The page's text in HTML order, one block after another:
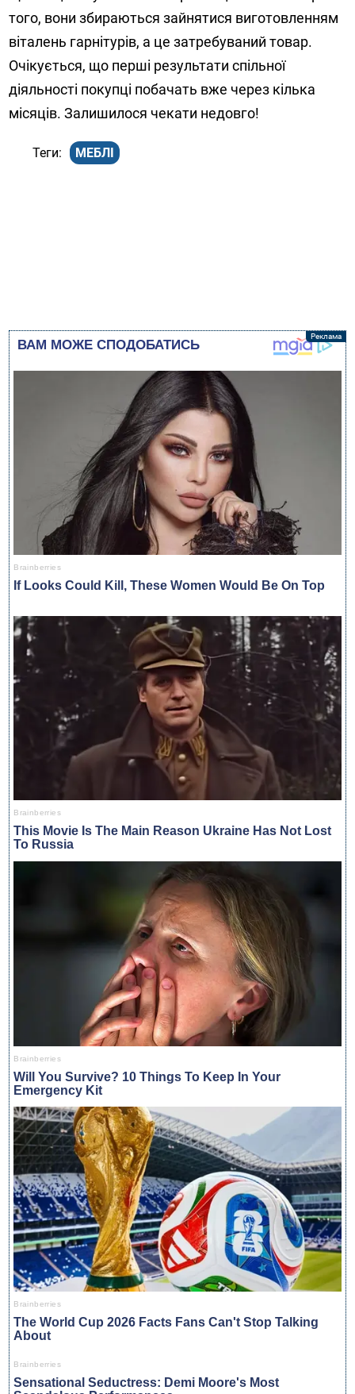
того, вони збираються зайнятися виготовленням
віталень гарнітурів, а це затребуваний товар.
Очікується, що перші результати спільної
діяльності покупці побачать вже через кілька
місяців. Залишилося чекати недовго!
МЕБЛІ